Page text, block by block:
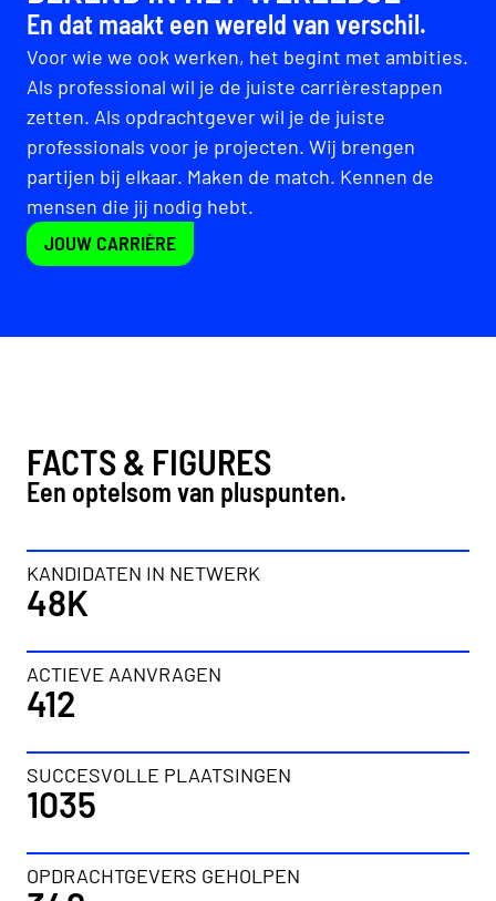
En dat maakt een wereld van verschil.
Voor wie we ook werken, het begint met ambities.
Als professional wil je de juiste carrièrestappen
zetten. Als opdrachtgever wil je de juiste
professionals voor je projecten. Wij brengen
partijen bij elkaar. Maken de match. Kennen de
mensen die jij nodig hebt.
JOUW CARRIÈRE
FACTS & FIGURES
Een optelsom van pluspunten.
KANDIDATEN IN NETWERK
48K
ACTIEVE AANVRAGEN
412
SUCCESVOLLE PLAATSINGEN
1035
OPDRACHTGEVERS GEHOLPEN